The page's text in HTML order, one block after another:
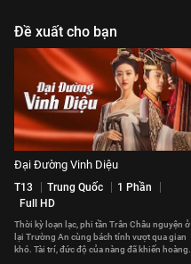
Đề xuất cho bạn
Đại Đường Vinh Diệu
T13 Trung Quốc
1 Phần
Full HD
Thời kỳ loạn lạc, phi tần Trân Châu nguyện ở
lại Trường An cùng bách tính vượt qua gian
khó. Tài trí, đức độ của nàng đã khiến hoàng